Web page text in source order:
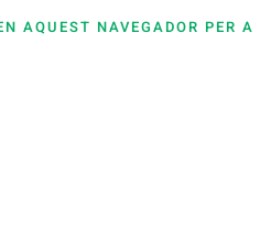
AQUEST NAVEGADOR PER